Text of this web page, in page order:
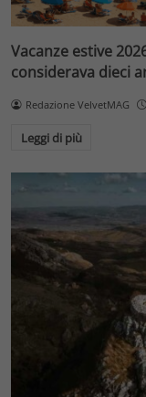
Vacanze estive
considerava dieci
Redazione VelvetMAG
Leggi di più